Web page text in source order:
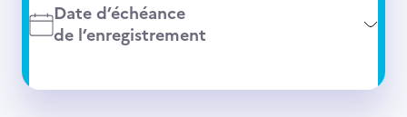
Date d’échéance
de l’enregistrement